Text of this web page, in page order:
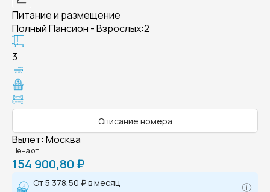
Питание и размещение
Полный Пансион - Взрослых:2
3
Описание номера
Вылет: Москва
Цена от
154 900,80 ₽
От5 378,50 ₽в месяц